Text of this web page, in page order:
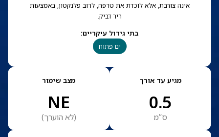
אינה צורבת, אלא לוכדת את טרפה, לרוב פלנקטון, באמצעות
ריר דביק.
בתי גידול עיקריים:
ים פתוח
מגיע עד אורך
0.5
ס”מ
מצב שימור
NE
(לא הוערך)